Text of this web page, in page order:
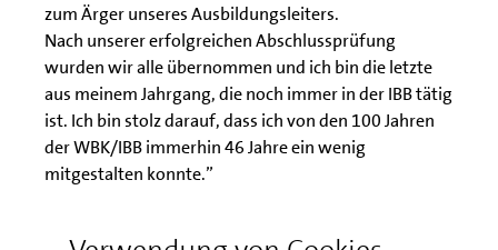
zum Ärger unseres Ausbildungsleiters.
Nach unserer erfolgreichen Abschlussprüfung
wurden wir alle übernommen und ich bin die letzte
aus meinem Jahrgang, die noch immer in der IBB tätig
ist. Ich bin stolz darauf, dass ich von den 100 Jahren
der WBK/IBB immerhin 46 Jahre ein wenig
mitgestalten konnte.”